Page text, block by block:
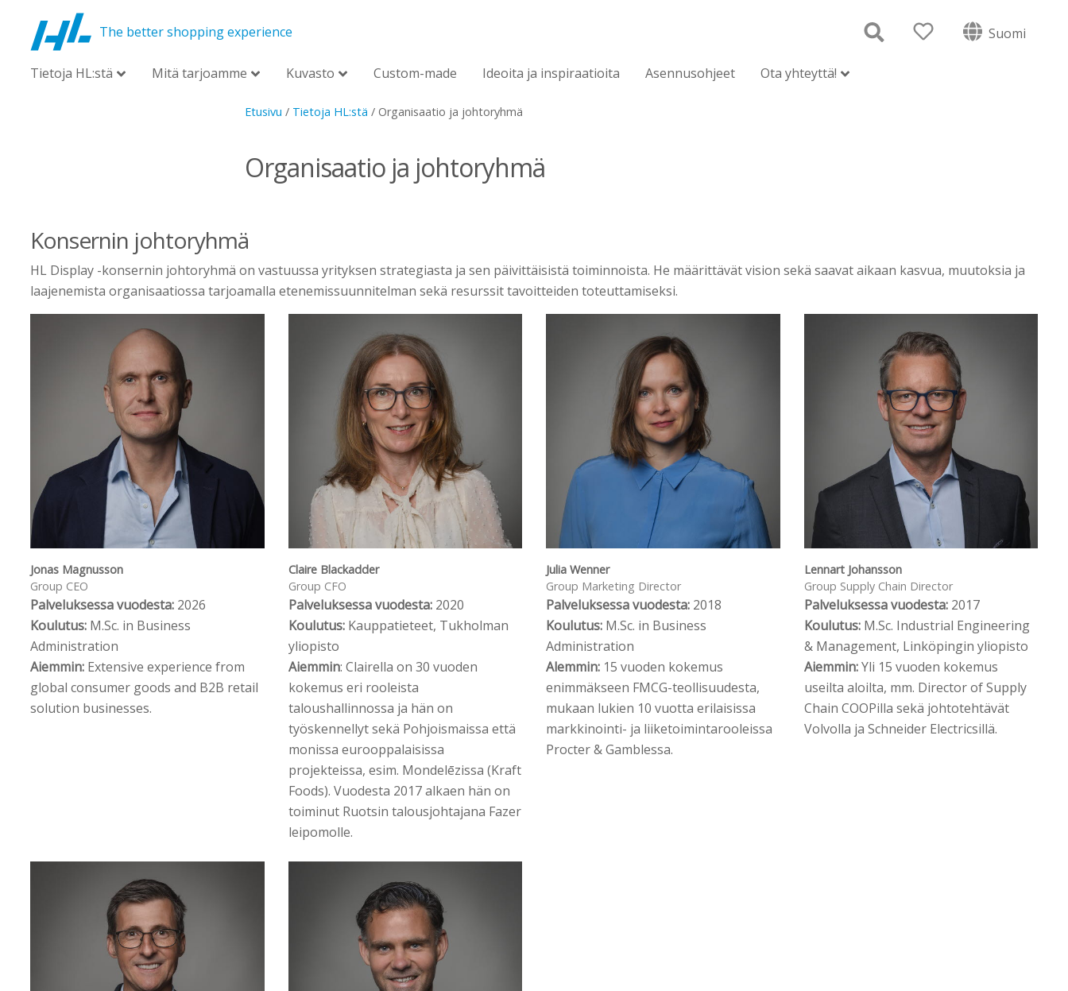
The better shopping experience Suomi
Tietoja HL:stä Mitä tarjoamme Kuvasto Custom-made Ideoita ja inspiraatioita Asennusohjeet Ota yhteyttä!
Etusivu / Tietoja HL:stä / Organisaatio ja johtoryhmä
Organisaatio ja johtoryhmä
Konsernin johtoryhmä
HL Display -konsernin johtoryhmä on vastuussa yrityksen strategiasta ja sen päivittäisistä toiminnoista. He määrittävät vision sekä saavat aikaan kasvua, muutoksia ja
laajenemista organisaatiossa tarjoamalla etenemissuunnitelman sekä resurssit tavoitteiden toteuttamiseksi.
Jonas Magnusson
Group CEO
Palveluksessa vuodesta: 2026
Koulutus: M.Sc. in Business
Administration
Aiemmin: Extensive experience from
global consumer goods and B2B retail
solution businesses.
Claire Blackadder
Group CFO
Palveluksessa vuodesta: 2020
Koulutus:Kauppatieteet, Tukholman
yliopisto
Aiemmin: Clairella on 30 vuoden
kokemus eri rooleista
taloushallinnossa ja hän on
työskennellyt sekä Pohjoismaissa että
monissa eurooppalaisissa
projekteissa, esim. Mondelēzissa (Kraft
Foods). Vuodesta 2017 alkaen hän on
toiminut Ruotsin talousjohtajana Fazer
leipomolle.
Julia Wenner
Group Marketing Director
Palveluksessa vuodesta: 2018
Koulutus: M.Sc. in Business
Administration
Alemmin: 15 vuoden kokemus
enimmäkseen FMCG-teollisuudesta,
mukaan lukien 10 vuotta erilaisissa
markkinointi- ja liiketoimintarooleissa
Procter & Gamblessa.
Lennart Johansson
Group Supply Chain Director
Palveluksessa vuodesta:2017
Koulutus:M.Sc. Industrial Engineering
& Management, Linköpingin yliopisto
Aiemmin:Yli 15 vuoden kokemus
useilta aloilta, mm. Director of Supply
Chain COOPilla sekä johtotehtävät
Volvolla ja Schneider Electricsillä.